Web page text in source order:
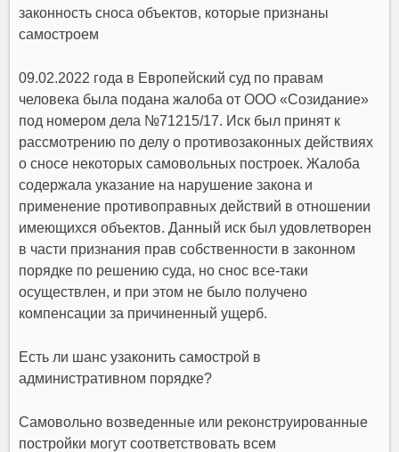
законность сноса объектов, которые признаны
самостроем
09.02.2022 года в Европейский суд по правам
человека была подана жалоба от ООО «Созидание»
под номером дела №71215/17. Иск был принят к
рассмотрению по делу о противозаконных действиях
о сносе некоторых самовольных построек. Жалоба
содержала указание на нарушение закона и
применение противоправных действий в отношении
имеющихся объектов. Данный иск был удовлетворен
в части признания прав собственности в законном
порядке по решению суда, но снос все-таки
осуществлен, и при этом не было получено
компенсации за причиненный ущерб.
Есть ли шанс узаконить самострой в
административном порядке?
Самовольно возведенные или реконструированные
постройки могут соответствовать всем